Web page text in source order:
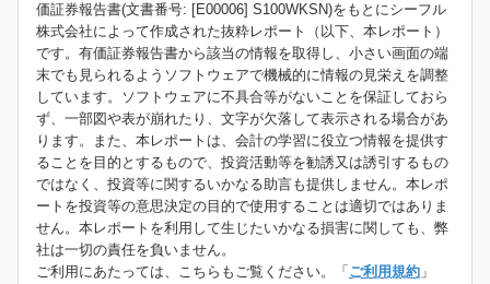
価証券報告書(文書番号: [E00006] S100WKSN)をもとにシーフル
株式会社によって作成された抜粋レポート（以下、本レポート）
です。有価証券報告書から該当の情報を取得し、小さい画面の端
末でも見られるようソフトウェアで機械的に情報の見栄えを調整
しています。ソフトウェアに不具合等がないことを保証しておら
ず、一部図や表が崩れたり、文字が欠落して表示される場合があ
ります。また、本レポートは、会計の学習に役立つ情報を提供す
ることを目的とするもので、投資活動等を勧誘又は誘引するもの
ではなく、投資等に関するいかなる助言も提供しません。本レポ
ートを投資等の意思決定の目的で使用することは適切ではありま
せん。本レポートを利用して生じたいかなる損害に関しても、弊
社は一切の責任を負いません。
ご利用にあたっては、こちらもご覧ください。「 ご利用規約 」